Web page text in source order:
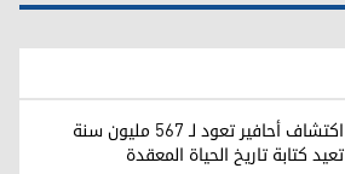
اكتشاف أحافير تعود لـ 567 مليون سنة
تعيد كتابة تاريخ الحياة المعقدة